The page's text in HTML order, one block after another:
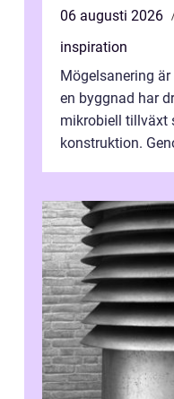
06 augusti 2026
inspiration
Mögelsanering
en byggnad har
mikrobiell tillväxt
konstruktion.